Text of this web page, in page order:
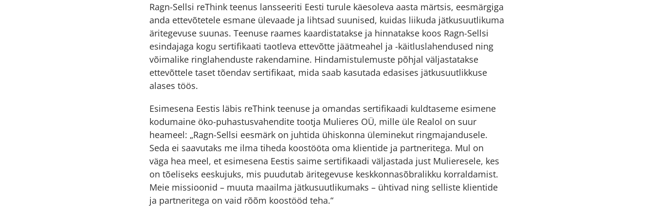
Ragn-Sellsi reThink teenus lansseeriti Eesti turule käesoleva aasta märtsis, eesmärgiga
anda ettevõtetele esmane ülevaade ja lihtsad suunised, kuidas liikuda jätkusuutlikuma
äritegevuse suunas. Teenuse raames kaardistatakse ja hinnatakse koos Ragn-Sellsi
esindajaga kogu sertifikaati taotleva ettevõtte jäätmeahel ja -käitluslahendused ning
võimalike ringlahenduste rakendamine. Hindamistulemuste põhjal väljastatakse
ettevõttele taset tõendav sertifikaat, mida saab kasutada edasises jätkusuutlikkuse
alases töös.
Esimesena Eestis läbis reThink teenuse ja omandas sertifikaadi kuldtaseme esimene
kodumaine öko-puhastusvahendite tootja Mulieres OÜ, mille üle Realol on suur
heameel: „Ragn-Sellsi eesmärk on juhtida ühiskonna üleminekut ringmajandusele.
Seda ei saavutaks me ilma tiheda koostööta oma klientide ja partneritega. Mul on
väga hea meel, et esimesena Eestis saime sertifikaadi väljastada just Mulieresele, kes
on tõeliseks eeskujuks, mis puudutab äritegevuse keskkonnasõbralikku korraldamist.
Meie missioonid – muuta maailma jätkusuutlikumaks – ühtivad ning selliste klientide
ja partneritega on vaid rõõm koostööd teha.“